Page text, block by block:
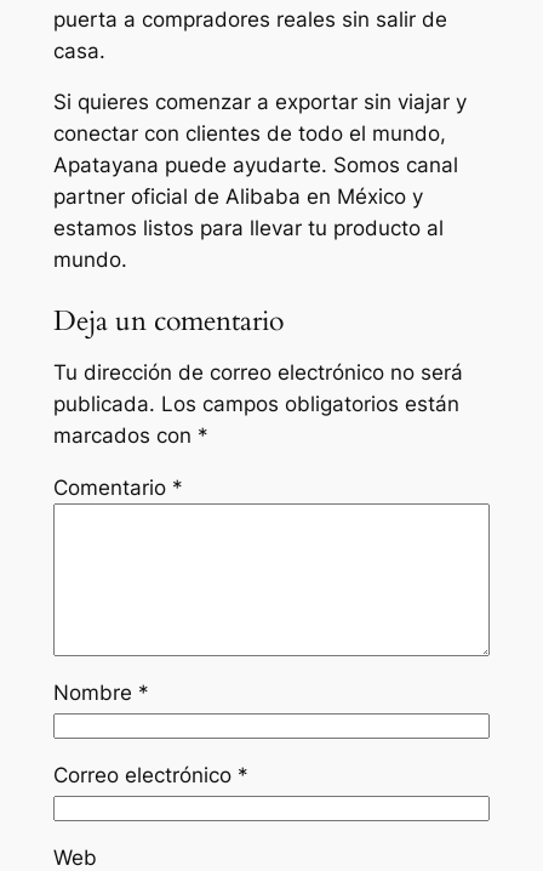
puerta a compradores reales sin salir de
casa.
Si quieres comenzar a exportar sin viajar y
conectar con clientes de todo el mundo,
Apatayana puede ayudarte. Somos canal
partner oficial de Alibaba en México y
estamos listos para llevar tu producto al
mundo.
Deja un comentario
Tu dirección de correo electrónico no será
publicada. Los campos obligatorios están
marcados con *
Comentario *
Nombre *
Correo electrónico *
Web